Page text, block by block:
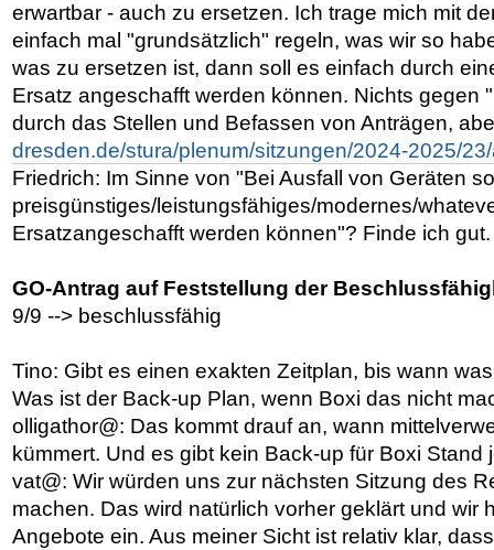
erwartbar - auch zu ersetzen. Ich trage mich mit
einfach mal "grundsätzlich" regeln, was wir so
was zu ersetzen ist, dann soll es einfach durch
Ersatz angeschafft werden können. Nichts gegen
durch das Stellen und Befassen von Anträgen,
dresden.de/stura/plenum/sitzungen/2024-2025/
Friedrich: Im Sinne von "Bei Ausfall von Geräten
preisgünstiges/leistungsfähiges/modernes/
Ersatzangeschafft werden können"? Finde ich gut.
GO-Antrag auf Feststellung der
9/9 --> beschlussfähig
Tino: Gibt es einen exakten Zeitplan, bis wann
Was ist der Back-up Plan, wenn Boxi das nicht
olligathor@: Das kommt drauf an, wann
kümmert. Und es gibt kein Back-up für Boxi Stand
vat@: Wir würden uns zur nächsten Sitzung des
machen. Das wird natürlich vorher geklärt und wir
Angebote ein. Aus meiner Sicht ist relativ klar,